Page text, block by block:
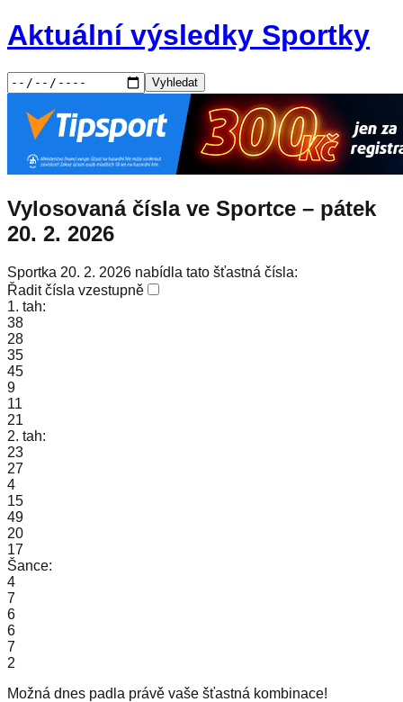
Aktuální výsledky Sportky
Vyhledat
Vylosovaná čísla ve Sportce – pátek
20. 2. 2026
Sportka 20. 2. 2026 nabídla tato šťastná čísla:
Řadit čísla vzestupně
1. tah:
38
28
35
45
9
11
21
2. tah:
23
27
4
15
49
20
17
Šance:
4
7
6
6
7
2
Možná dnes padla právě vaše šťastná kombinace!